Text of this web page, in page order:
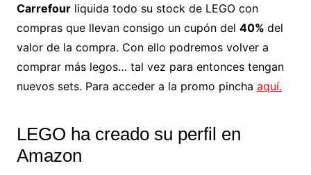
Carrefourliquida todo su stock de LEGO con
compras que llevan consigo un cupón del 40% del
valor de la compra. Con ello podremos volver a
comprar más legos… tal vez para entonces tengan
nuevos sets. Para acceder a la promo pincha aquí.
LEGO ha creado su perfil en
Amazon